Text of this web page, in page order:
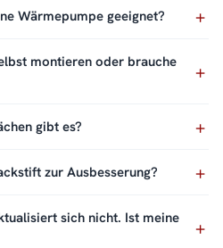
Wärmepumpe geeignet?
montieren oder brauche
gibt es?
zur Ausbesserung?
sich nicht. Ist meine